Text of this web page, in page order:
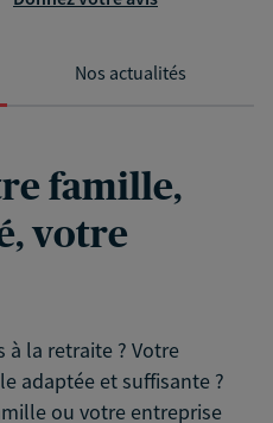
Nos actualités
famille,
votre
à la retraite ? Votre
adaptée et suffisante ?
ou votre entreprise